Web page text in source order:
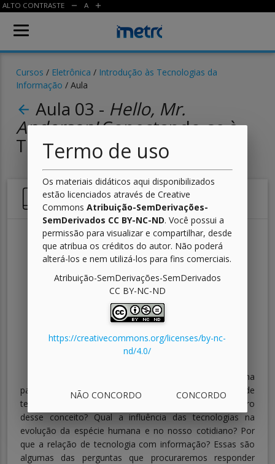
Termo de uso
Os materiais didáticos aqui disponibilizados
estão licenciados através de Creative
Commons Atribuição-SemDerivações-
SemDerivados CC BY-NC-ND. Você possui a
permissão para visualizar e compartilhar, desde
que atribua os créditos do autor. Não poderá
alterá-los e nem utilizá-los para fins comerciais.
Atribuição-SemDerivações-SemDerivados
CC BY-NC-ND
https://creativecommons.org/licenses/by-nc-
nd/4.0/
CONCORDO
NÃO CONCORDO
ALTO CONTRASTE remove A add
Cursos / Eletrônica / Introdução às Tecnologias da
Informação / Aula
arrow_back Aula 03 - Hello, Mr.
Anderson!Conectando-se à
TI.
Apresentação da Aula
é uma
palavra recorrente em nosso curso. Mas de que tipo de
tecnologia estamos falando? Há somente um gênero
desse conceito? Qual a influência das tecnologias na
evolução da espécie humana e no nosso cotidiano? Por
que a relação de tecnologia com informação? Essas são
algumas das perguntas que procuraremos responder